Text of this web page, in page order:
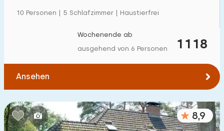
Ferienbauernhof
Tiny house
Kinderfreundlich
10 Personen | 5 Schlafzimmer | Haustierfrei
1118
Wochenende ab
ausgehend von 6 Personen
Ansehen
8,9